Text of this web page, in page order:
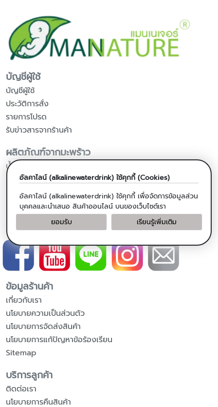
บัญชีผู้ใช้
บัญชีผู้ใช้
ประวัติการสั่ง
รายการโปรด
รับข่าวสารจากร้านค้า
ผลิตภัณฑ์จากมะพร้าว
น้ำมันมะพร้าวสกัดเย็น
น้ำมันมะพร้าวสำหรับปรุงอาหาร
แคปซูลน้ำมันมะพร้าวสกัดเย็น
น้ำหวานดอกมะพร้าวออร์แกนิค
ติดตามเรา
ข้อมูลร้านค้า
เกี่ยวกับเรา
นโยบายความเป็นส่วนตัว
นโยบายการจัดส่งสินค้า
นโยบายการแก้ปัญหาข้อร้องเรียน
Sitemap
บริการลูกค้า
ติดต่อเรา
นโยบายการคืนสินค้า
อัลคาไลน์ (alkalinewaterdrink) ใช้คุกกี้ (Cookies)
อัลคาไลน์ (alkalinewaterdrink) ใช้คุกกี้ เพื่อจัดการข้อมูลส่วน
บุคคลและนำเสนอ สินค้าออนไลน์ บนของเว็บไซต์เรา
ยอมรับ
เรียนรู้เพิ่มเติม